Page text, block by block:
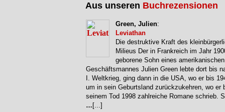
Aus unseren Buchrezensionen
Green, Julien:
Leviathan
Die destruktive Kraft des
Milieus Der in Frankreich im Jahr
geborene Sohn eines amerikanischen
Geschäftsmannes Julien Green lebte dort bis
I. Weltkrieg, ging dann in die USA, wo er bis
um in sein Geburtsland zurückzukehren, wo er
seinem Tod 1998 zahlreiche Romane schrieb.
… [...]